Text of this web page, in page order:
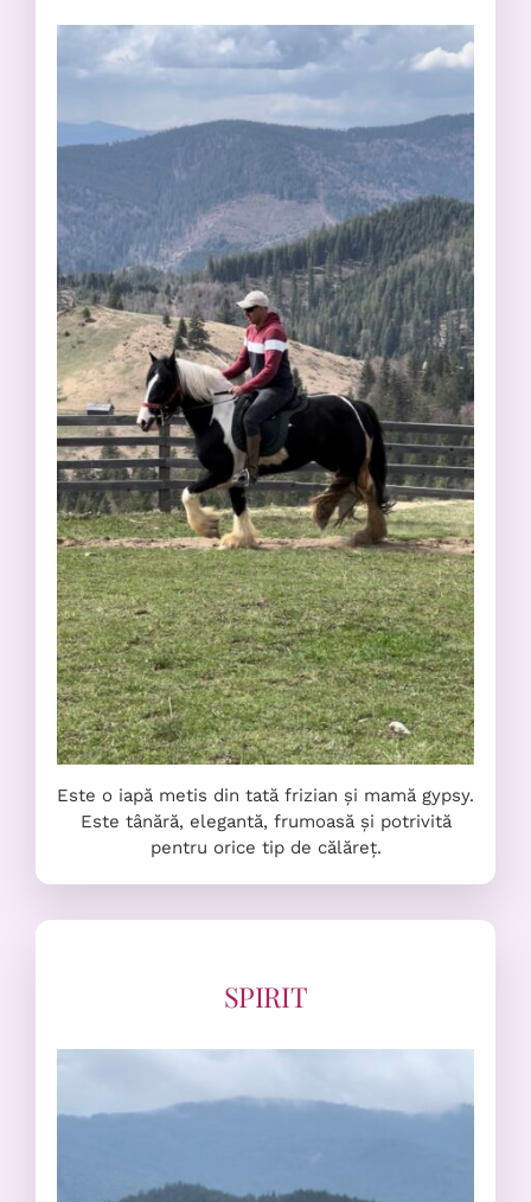
Este o iapă metis din tată frizian și mamă gypsy.
Este tânără, elegantă, frumoasă și potrivită
pentru orice tip de călăreț.
SPIRIT